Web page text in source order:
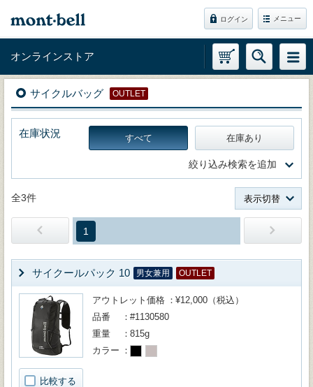
ログイン メニュー
オンラインストア
サイクルバッグ OUTLET
在庫状況 すべて 在庫あり
絞り込み検索を追加
全3件 表示切替
1
サイクールパック 10 男女兼用 OUTLET
比較する
アウトレット価格
¥12,000（税込）
品番
#1130580
重量
815g
カラー